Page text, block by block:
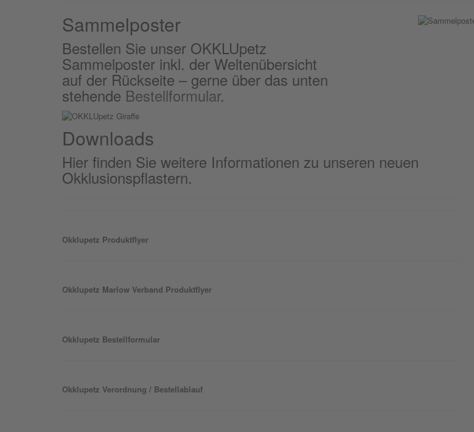
Sammelposter
Bestellen Sie unser OKKLUpetz
Sammelposter inkl. der Weltenübersicht
auf der Rückseite – gerne über das unten
stehende Bestellformular.
Downloads
Hier finden Sie weitere Informationen zu unseren neuen
Okklusionspflastern.
Okklupetz Produktflyer
Okklupetz Marlow Verband Produktflyer
Okklupetz Bestellformular
Okklupetz Verordnung / Bestellablauf